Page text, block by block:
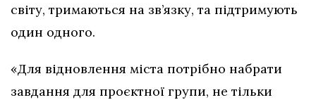
світу, тримаються на зв’язку, та підтримують
один одного.
«Для відновлення міста потрібно набрати
завдання для проєктної групи, не тільки